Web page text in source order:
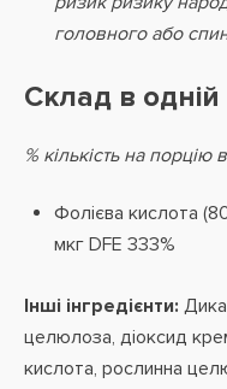
головного або
Склад в одній
% кількість на порцію
Фолієва кислота
мкг DFE 333%
Інші інгредієнти:
целюлоза, діоксид
кислота, рослинна